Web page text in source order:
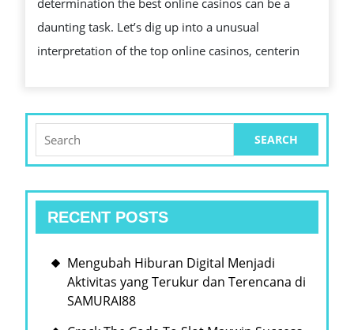
UNDRAPED
determination the best online casinos can be a
daunting task. Let’s dig up into a unusual
interpretation of the top online casinos, centerin
for:
RECENT POSTS
Mengubah Hiburan Digital Menjadi
Aktivitas yang Terukur dan Terencana di
SAMURAI88